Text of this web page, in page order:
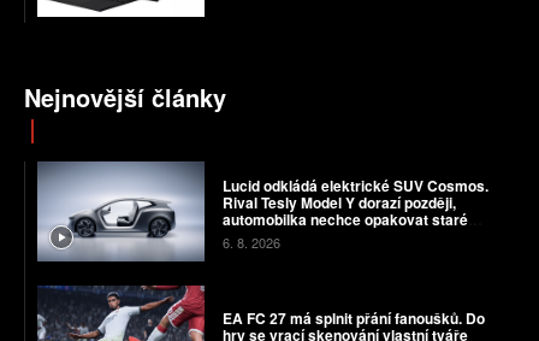
Nejnovější články
Lucid odkládá elektrické SUV Cosmos.
Rival Tesly Model Y dorazí později,
automobilka nechce opakovat staré
chyby
6. 8. 2026
EA FC 27 má splnit přání fanoušků. Do
hry se vrací skenování vlastní tváře